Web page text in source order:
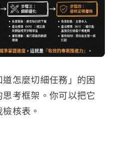
怎麼切細任務」的困
考框架。你可以把它
核表。